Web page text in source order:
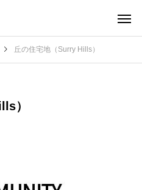
丘の住宅地（Surry Hills）
）